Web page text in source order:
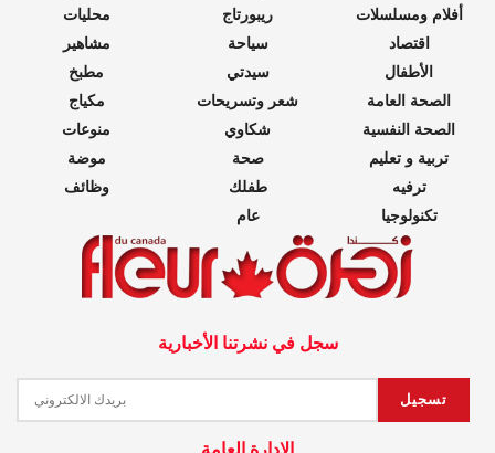
أفلام ومسلسلات
اقتصاد
الأطفال
الصحة العامة
الصحة النفسية
تربية و تعليم
ترفيه
تكنولوجيا
ريبورتاج
سياحة
سيدتي
شعر وتسريحات
شكاوي
صحة
طفلك
عام
محليات
مشاهير
مطبخ
مكياج
منوعات
موضة
وظائف
سجل في نشرتنا الأخبارية
الادارة العامة